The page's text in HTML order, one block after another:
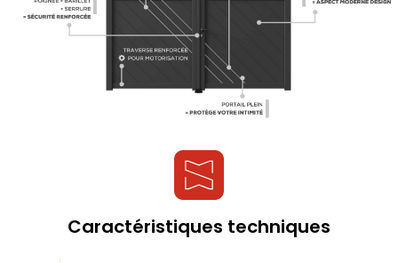
Caractéristiques techniques